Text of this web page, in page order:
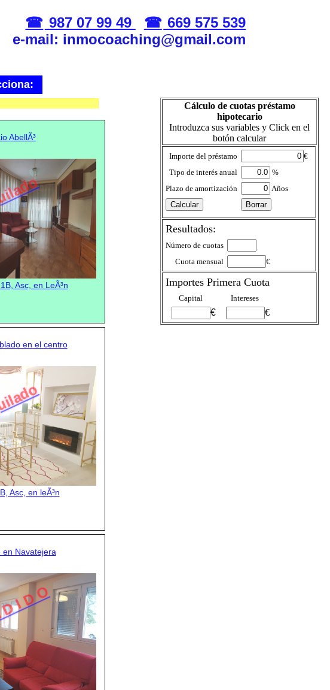
987 07 99 49
669 575 539
e-mail: inmocoaching@gmail.com
AbellÃ³
Asc, en LeÃ³n
en el centro
Asc, en leÃ³n
en Navatejera
I D O
Cálculo de cuotas préstamo
hipotecario
Introduzca sus variables y Click en el
botón calcular
Importe del préstamo
€
Tipo de interés anual
%
Plazo de amortización
Años
Resultados:
Número de cuotas
Cuota mensual
€
Importes Primera Cuota
Capital Intereses
€ €